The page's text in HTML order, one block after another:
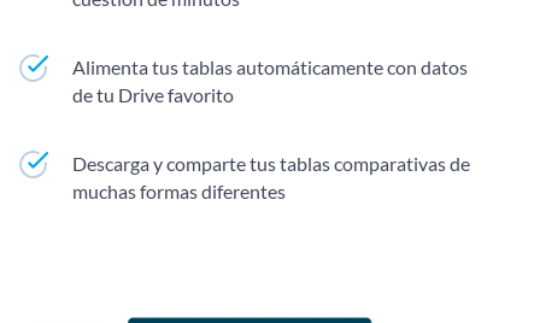
Alimenta tus tablas automáticamente con datos
de tu Drive favorito
Descarga y comparte tus tablas comparativas de
muchas formas diferentes